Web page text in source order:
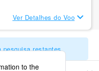
Ver Detalhes do Voo
pesquisa restantes